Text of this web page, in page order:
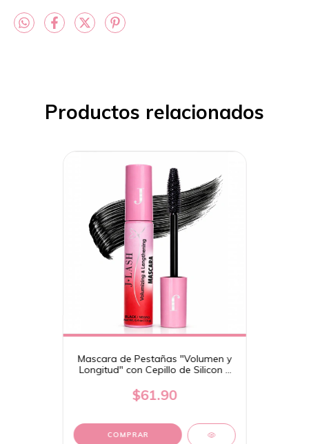
Productos relacionados
Mascara de Pestañas "Volumen y
Longitud" con Cepillo de Silicon -
$61.90